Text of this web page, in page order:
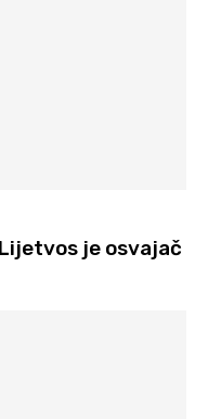
je osvajač